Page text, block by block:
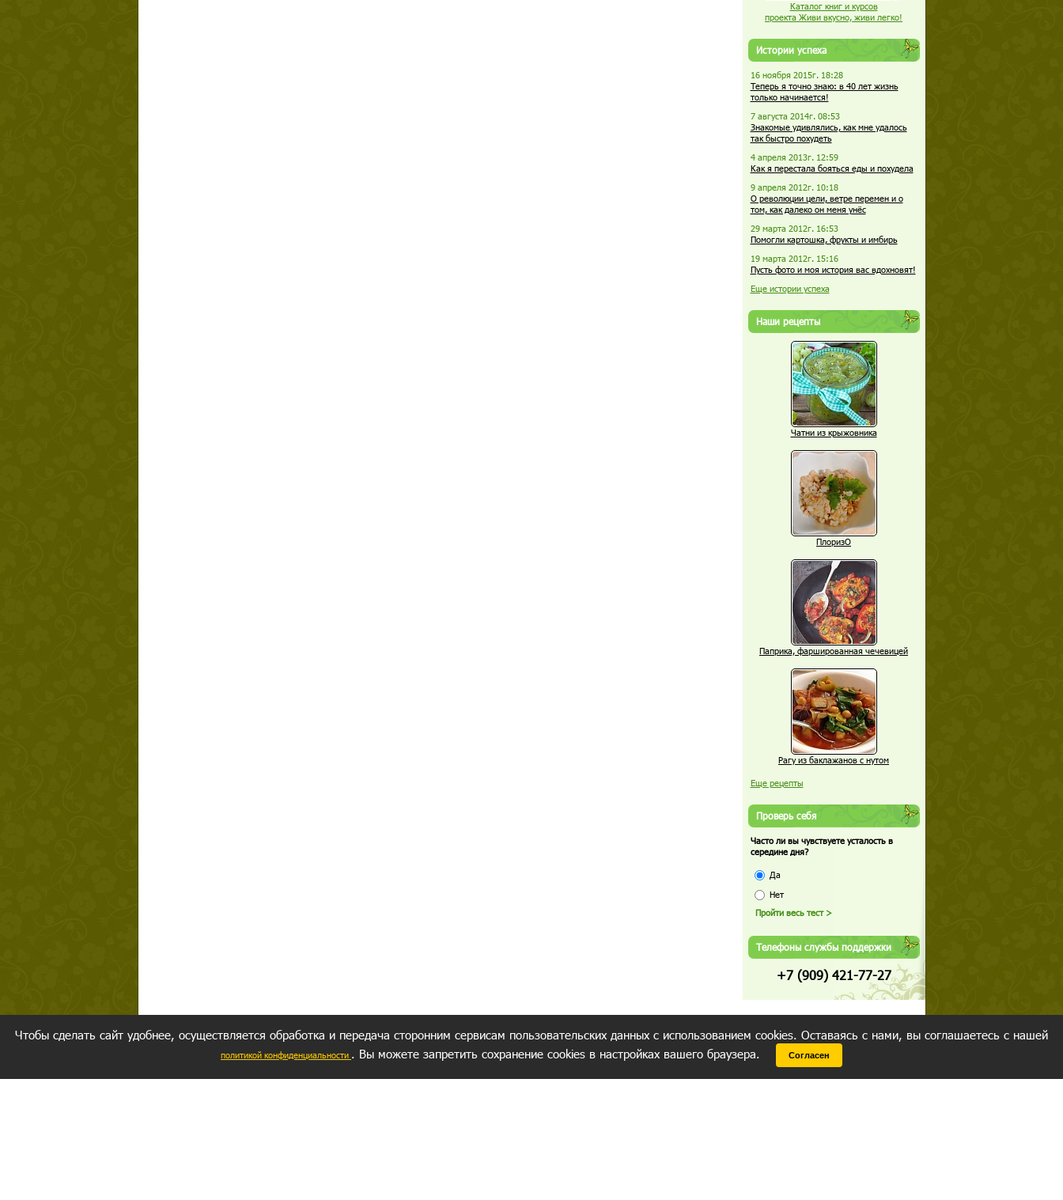
Каталог книг и курсов
проекта Живи вкусно, живи легко!
Истории успеха
16 ноября 2015г. 18:28
Теперь я точно знаю: в 40 лет жизнь
только начинается!
7 августа 2014г. 08:53
Знакомые удивлялись, как мне удалось
так быстро похудеть
4 апреля 2013г. 12:59
Как я перестала бояться еды и похудела
9 апреля 2012г. 10:18
О революции цели, ветре перемен и о
том, как далеко он меня унёс
29 марта 2012г. 16:53
Помогли картошка, фрукты и имбирь
19 марта 2012г. 15:16
Пусть фото и моя история вас вдохновят!
Еще истории успеха
Наши рецепты
Чатни из крыжовника
ПлоризО
Паприка, фаршированная чечевицей
Рагу из баклажанов с нутом
Еще рецепты
Проверь себя
Часто ли вы чувствуете усталость в
середине дня?
Да
Нет
Телефоны службы поддержки
+7 (909) 421-77-27
Чтобы сделать сайт удобнее, осуществляется обработка и передача сторонним сервисам пользовательских данных с использованием cookies. Оставаясь с нами, вы соглашаетесь с нашей
политикой конфиденциальности . Вы можете запретить сохранение cookies в настройках вашего браузера. Согласен